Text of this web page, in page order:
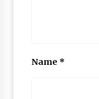
Name *